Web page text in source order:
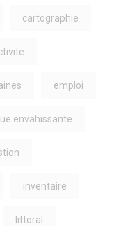
cartographie
emploi
envahissante
inventaire
littoral